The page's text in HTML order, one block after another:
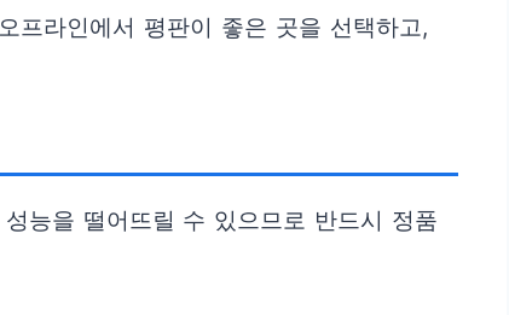
프라인에서 평판이 좋은 곳을 선택하고,
능을 떨어뜨릴 수 있으므로 반드시 정품